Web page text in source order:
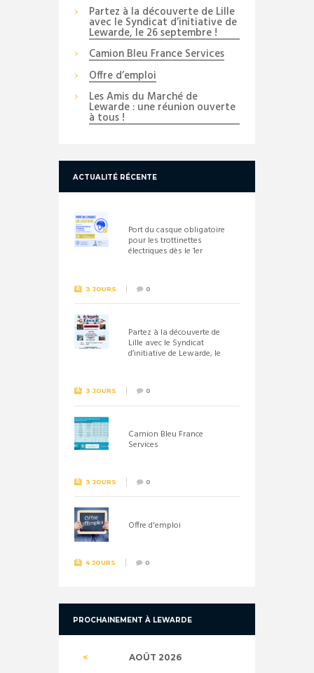
Partez à la découverte de Lille
avec le Syndicat d’initiative de
Lewarde, le 26 septembre !
Camion Bleu France Services
Offre d’emploi
Les Amis du Marché de
Lewarde : une réunion ouverte
à tous !
ACTUALITÉ RÉCENTE
Port du casque obligatoire
pour les trottinettes
électriques dès le 1er
3 JOURS 0
Partez à la découverte de
Lille avec le Syndicat
d’initiative de Lewarde, le
3 JOURS 0
Camion Bleu France
Services
3 JOURS 0
Offre d'emploi
4 JOURS 0
PROCHAINEMENT À LEWARDE
AOÛT 2026